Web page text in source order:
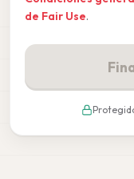
de Fair Use.